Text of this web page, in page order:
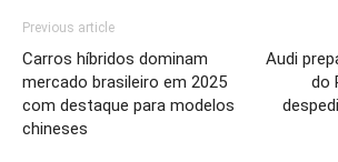
Previous article
Carros híbridos dominam
mercado brasileiro em 2025
com destaque para modelos
chineses
Audi
do